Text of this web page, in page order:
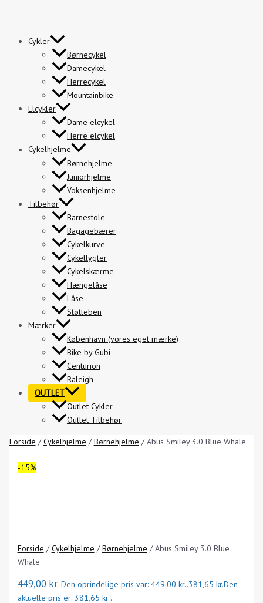
Cykler
Børnecykel
Damecykel
Herrecykel
Mountainbike
Elcykler
Dame elcykel
Herre elcykel
Cykelhjelme
Børnehjelme
Juniorhjelme
Voksenhjelme
Tilbehør
Barnestole
Bagagebærer
Cykelkurve
Cykellygter
Cykelskærme
Hængelåse
Låse
Støtteben
Mærker
København (vores eget mærke)
Bike by Gubi
Centurion
Raleigh
OUTLET
Outlet Cykler
Outlet Tilbehør
Forside /Cykelhjelme /Børnehjelme / Abus Smiley 3.0 Blue Whale
-15%
Forside /Cykelhjelme /Børnehjelme / Abus Smiley 3.0 Blue
Whale
449,00kr. Den oprindelige pris var: 449,00 kr..381,65 kr.Den
aktuelle pris er: 381,65 kr..